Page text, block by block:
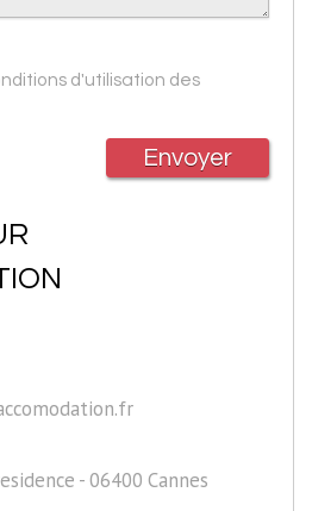
d'utilisation des
Envoyer
- 06400 Cannes